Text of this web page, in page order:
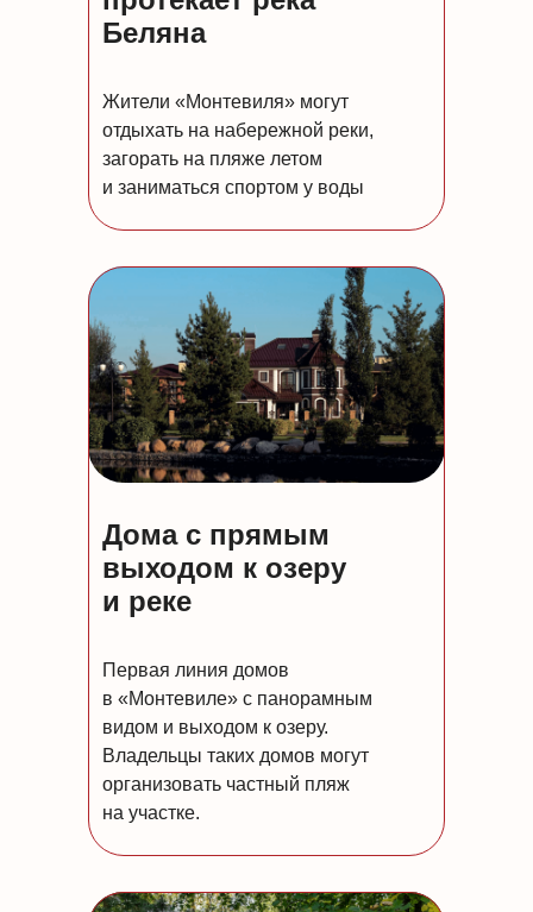
Первая линия домов
в «Монтевиле» с панорамным
видом и выходом к озеру.
Владельцы таких домов могут
организовать частный пляж
на участке.
Дома с прямым
выходом к озеру
и реке
Беляна
Жители «Монтевиля» могут
отдыхать на набережной реки,
загорать на пляже летом
и заниматься спортом у воды